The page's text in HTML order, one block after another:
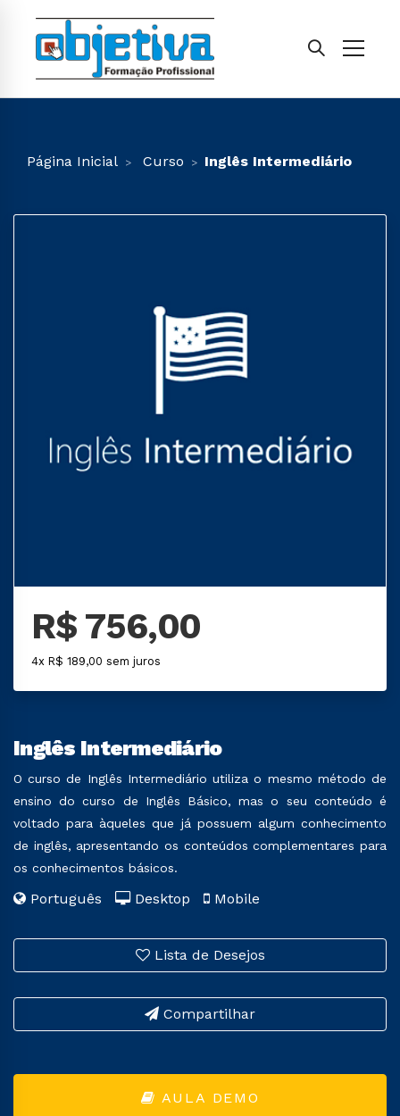
Página Inicial Curso Inglês Intermediário
R$ 756,00
4x R$ 189,00 sem juros
Inglês Intermediário
O curso de Inglês Intermediário utiliza o mesmo método de
ensino do curso de Inglês Básico, mas o seu conteúdo é
voltado para àqueles que já possuem algum conhecimento
de inglês, apresentando os conteúdos complementares para
os conhecimentos básicos.
Português Desktop Mobile
Lista de Desejos
Compartilhar
AULA DEMO